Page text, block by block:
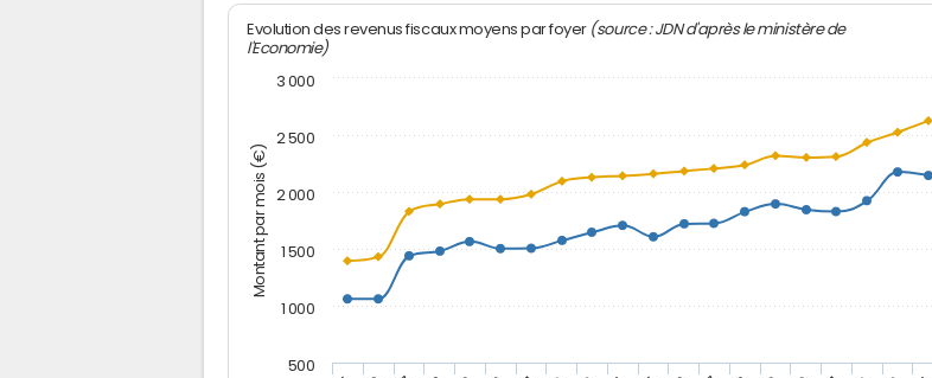
Montant par mois (€)
Evolution des revenus fiscaux moyens par foyer (source : JDN d'après le ministère de
l'Economie)
500
1 000
1 500
2 000
2 500
3 000